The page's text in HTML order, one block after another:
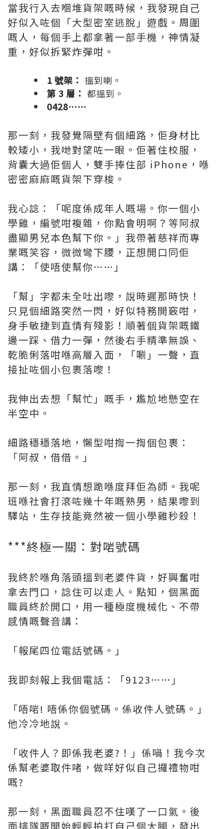
當我行入去嗰堆貨架嘅時候，我發現自己
好似入咗個「大型密室逃脫」遊戲。周圍
嘅人，每個手上都拿著一部手機，神情凝
重，好似拆緊炸彈咁。
1 號架： 搵到喇。
第 3 層： 都搵到。
0428……
那一刻，我發覺隔壁有個細路，佢身材比
較矮小，我哋對望咗一眼。佢著住校服，
背囊大過佢個人，雙手捧住部 iPhone，喺
密密麻麻嘅貨架下穿梭。
我心諗：「呢度係成年人嘅場。你一個小
學雞，編號咁複雜，你點會明啊？等阿叔
盡顯男兒本色幫下你。」我帶著慈祥而專
業嘅笑容，微微彎下腰，正想開口同佢
講：「使唔使幫你……」
「幫」字都未全吐出嚟，說時遲那時快！
只見個細路突然一閃，好似特務開竅咁，
身手敏捷到直情有殘影！順著個貨架嘅鐵
邊一踩、借力一彈，然後右手精準無誤、
乾脆俐落咁喺高層入面，「唰」一聲，直
接扯咗個小包裹落嚟！
我伸出去想「幫忙」嘅手，尷尬地懸空在
半空中。
細路穩穩落地，懶型咁揈一揈個包裹：
「阿叔，借借。」
那一刻，我直情想跪喺度拜佢為師。我呢
班喺社會打滾咗幾十年嘅熟男，結果嚟到
驛站，生存技能竟然被一個小學雞秒殺！
***終極一關：對啱號碼
我終於喺角落頭搵到老婆件貨，好興奮咁
拿去門口，諗住可以走人。點知，個黑面
職員終於開口，用一種極度機械化、不帶
感情嘅聲音講：
「報尾四位電話號碼。」
我即刻報上我個電話：「9123……」
「唔啱! 唔係你個號碼。係收件人號碼。」
他冷冷地說。
「收件人？即係我老婆?！」係喎！我今次
係幫老婆取件啫，做咩好似自己攞禮物咁
嘅?
那一刻，黑面職員忍不住嘆了一口氣。後
面排隊嘅開始輕輕拍打自己個大腿，發出